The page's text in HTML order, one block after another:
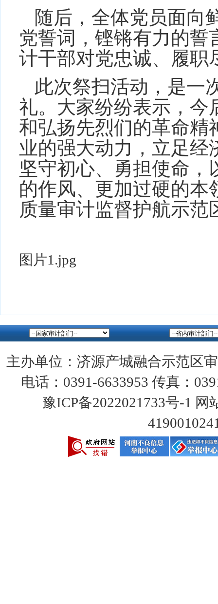
随后，全体党员面向
党誓词，铿锵有力的
计干部对党忠诚、履职
此次祭扫活动，是一
礼。大家纷纷表示，今
和弘扬先烈们的革命精
业的强大动力，立足经
坚守初心、勇担使命
的作风、更加过硬的本
质量审计监督护航示
图片1.jpg
主办单位：济源产城融合示范区
电话：0391-6633953 传真：
豫ICP备2022021733号-1 网